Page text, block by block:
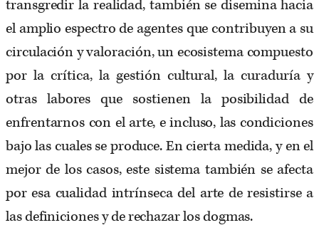
transgredir la realidad, también se disemina hacia
el amplio espectro de agentes que contribuyen a su
circulación y valoración, un ecosistema compuesto
por la crítica, la gestión cultural, la curaduría y
otras labores que sostienen la posibilidad de
enfrentarnos con el arte, e incluso, las condiciones
bajo las cuales se produce. En cierta medida, y en el
mejor de los casos, este sistema también se afecta
por esa cualidad intrínseca del arte de resistirse a
las definiciones y de rechazar los dogmas.